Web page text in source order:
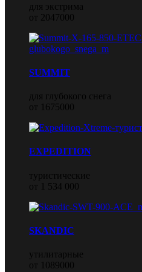
для экстрима
от 2047000
SUMMIT
для глубокого снега
от 1675000
EXPEDITION
туристические
от 1 534 000
SKANDIC
утилитарные
от 1089000